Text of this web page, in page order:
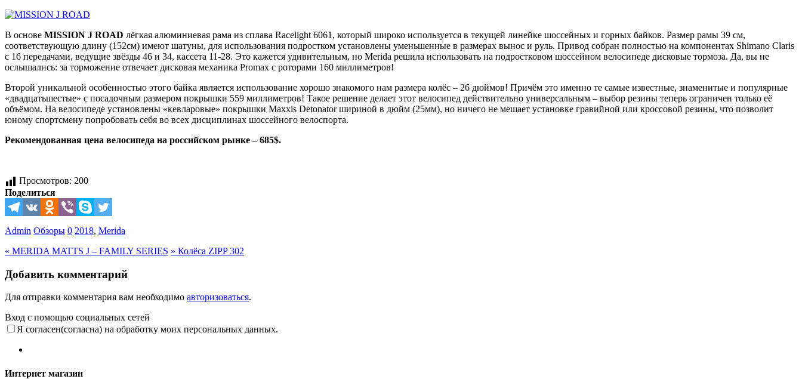
В основе MISSION J ROAD лёгкая алюминиевая рама из сплава Racelight 6061, который широко используется в текущей линейке шоссейных и горных байков. Размер рамы 39 см,
соответствующую длину (152см) имеют шатуны, для использования подростком установлены уменьшенные в размерах вынос и руль. Привод собран полностью на компонентах Shimano Claris
с 16 передачами, ведущие звёзды 46 и 34, кассета 11-28. Это кажется удивительным, но Merida решила использовать на подростковом шоссейном велосипеде дисковые тормоза. Да, вы не
ослышались: за торможение отвечает дисковая механика Promax с роторами 160 миллиметров!
Второй уникальной особенностью этого байка является использование хорошо знакомого нам размера колёс – 26 дюймов! Причём это именно те самые известные, знаменитые и популярные
«двадцатьшестые» с посадочным размером покрышки 559 миллиметров! Такое решение делает этот велосипед действительно универсальным – выбор резины теперь ограничен только её
объёмом. На велосипеде установлены «кевларовые» покрышки Maxxis Detonator шириной в дюйм (25мм), но ничего не мешает установке гравийной или кроссовой резины, что позволит
юному спортсмену попробовать себя во всех дисциплинах шоссейного велоспорта.
Рекомендованная цена велосипеда на российском рынке – 685$.
Просмотров: 200
Поделиться
Admin Обзоры 0 2018, Merida
« MERIDA MATTS J – FAMILY SERIES » Колёса ZIPP 302
Добавить комментарий
Для отправки комментария вам необходимо авторизоваться.
Вход с помощью социальных сетей
Я согласен(согласна) на обработку моих персональных данных.
Интернет магазин